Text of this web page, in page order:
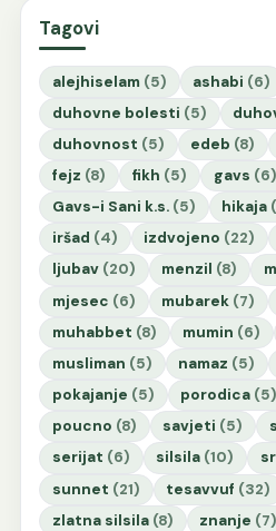
Tagovi
alejhiselam (5) ashabi (6)
duhovne bolesti (5)
duhovnost (5) edeb (8)
fejz (8) fikh (5) gavs (6)
Gavs-i Sani k.s. (5) hikaja
iršad (4) izdvojeno (22)
ljubav (20) menzil (8)
mjesec (6) mubarek (7)
muhabbet (8) mumin (6)
musliman (5) namaz (5)
pokajanje (5) porodica (5)
poucno (8) savjeti (5)
serijat (6) silsila (10)
sunnet (21) tesavvuf (32)
zlatna silsila (8) znanje (7)